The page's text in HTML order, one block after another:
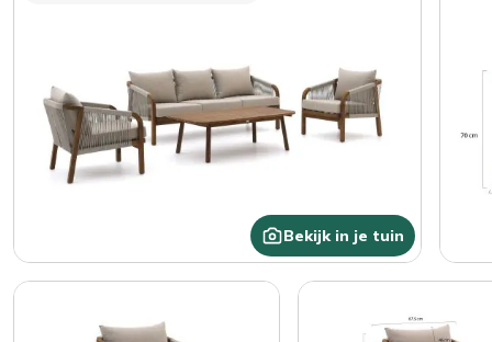
Bekijk in je tuin